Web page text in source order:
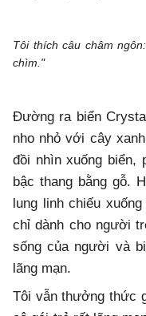
Tôi thích câu châm
chìm."
Đường ra biển
nho nhỏ với cây
đồi nhìn xuống biển,
bậc thang bằng gỗ.
lung linh chiếu
chỉ dành cho người
sống của người và
lãng mạn.
Tôi vẫn thưởng thức